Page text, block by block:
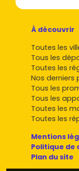
t'accompagne.
À découvrir
Toutes les
Tous les
Toutes les
Nos derniers
Tous les
Tous les
Toutes les
Toutes les
Mentions
Politique de
Plan du site